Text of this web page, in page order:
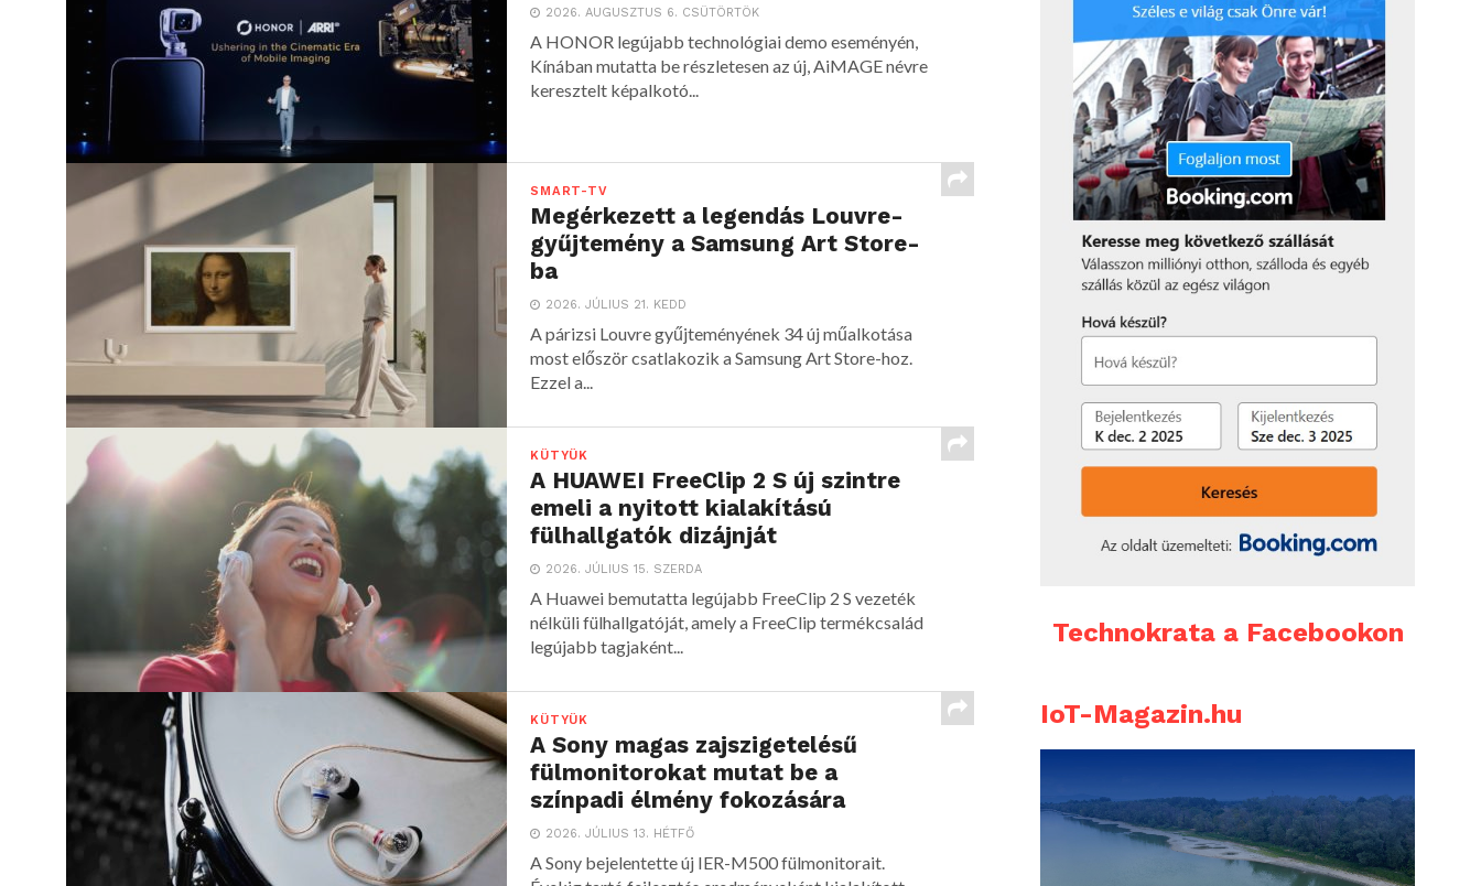
2026. AUGUSZTUS 6. CSÜTÖRTÖK
A HONOR legújabb technológiai demo eseményén,
Kínában mutatta be részletesen az új, AiMAGE névre
keresztelt képalkotó...
SMART-TV
Megérkezett a legendás Louvre-
gyűjtemény a Samsung Art Store-
ba
2026. JÚLIUS 21. KEDD
A párizsi Louvre gyűjteményének 34 új műalkotása
most először csatlakozik a Samsung Art Store-hoz.
Ezzel a...
KÜTYÜK
A HUAWEI FreeClip 2 S új szintre
emeli a nyitott kialakítású
fülhallgatók dizájnját
2026. JÚLIUS 15. SZERDA
A Huawei bemutatta legújabb FreeClip 2 S vezeték
nélküli fülhallgatóját, amely a FreeClip termékcsalád
legújabb tagjaként...
KÜTYÜK
A Sony magas zajszigetelésű
fülmonitorokat mutat be a
színpadi élmény fokozására
2026. JÚLIUS 13. HÉTFŐ
A Sony bejelentette új IER-M500 fülmonitorait.
Technokrata a Facebookon
IoT-Magazin.hu